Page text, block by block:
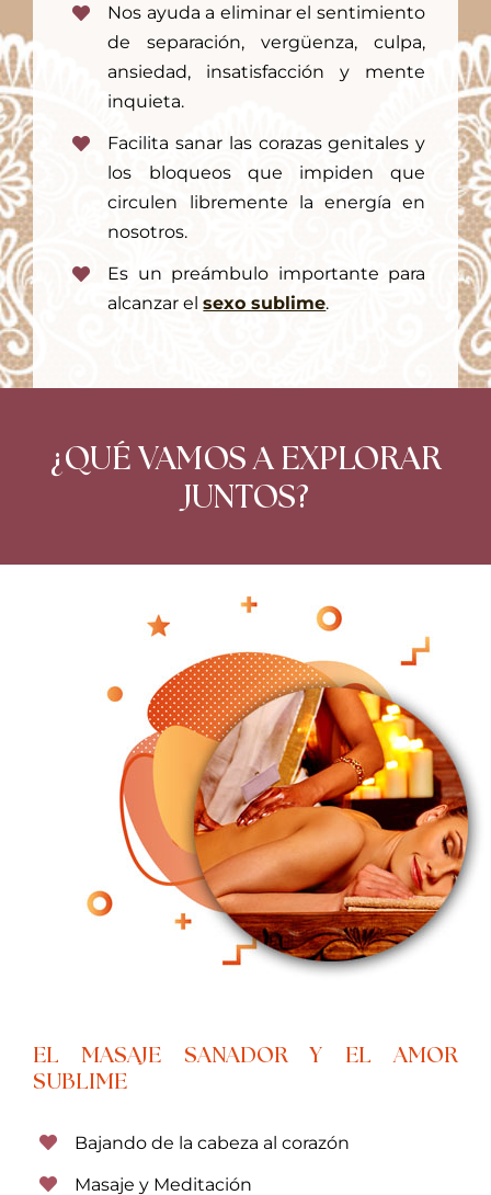
Nos ayuda a eliminar el sentimiento
de separación, vergüenza, culpa,
ansiedad, insatisfacción y mente
inquieta.
Facilita sanar las corazas genitales y
los bloqueos que impiden que
circulen libremente la energía en
nosotros.
Es un preámbulo importante para
alcanzar elsexo sublime.
¿QUÉ VAMOS A EXPLORAR
JUNTOS?
EL MASAJE SANADOR Y EL AMOR
SUBLIME
Bajando de la cabeza al corazón
Masaje y Meditación